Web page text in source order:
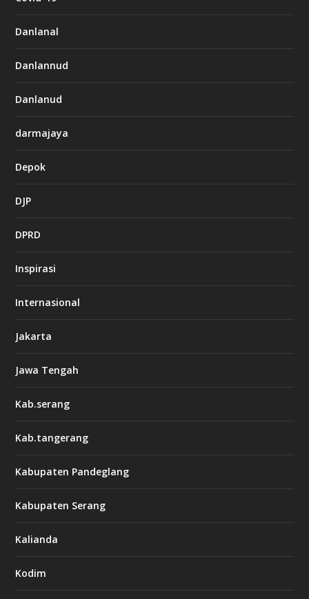
Danlanal
Danlannud
Danlanud
darmajaya
Depok
DJP
DPRD
Inspirasi
Internasional
Jakarta
Jawa Tengah
Kab.serang
Kab.tangerang
Kabupaten Pandeglang
Kabupaten Serang
Kalianda
Kodim